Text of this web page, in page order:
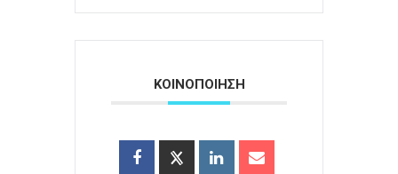
ΚΟΙΝΟΠΟΙΗΣΗ